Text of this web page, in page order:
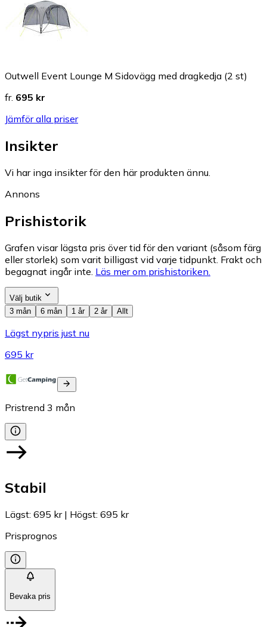
Outwell Event Lounge M Sidovägg med dragkedja (2 st)
fr. 695 kr
Jämför alla priser
Insikter
Vi har inga insikter för den här produkten ännu.
Annons
Prishistorik
Grafen visar lägsta pris över tid för den variant (såsom färg
eller storlek) som varit billigast vid varje tidpunkt. Frakt och
begagnat ingår inte. Läs mer om prishistoriken.
Välj butik
3 mån
6 mån 1 år 2 år Allt
Lägst nypris just nu
695 kr
Pristrend 3 mån
Stabil
Lägst: 695 kr| Högst: 695 kr
Prisprognos
Bevaka pris